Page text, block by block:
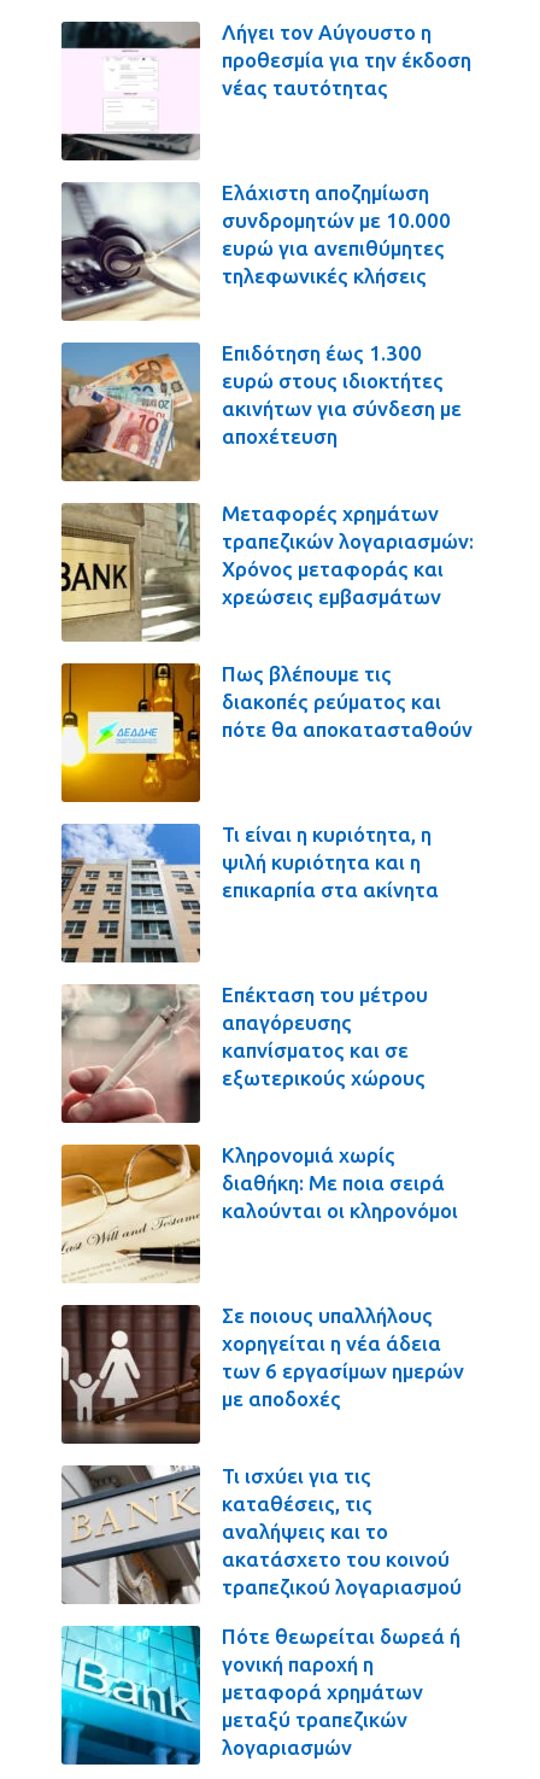
Λήγει τον Αύγουστο η
προθεσμία για την έκδοση
νέας ταυτότητας
Ελάχιστη αποζημίωση
συνδρομητών με 10.000
ευρώ για ανεπιθύμητες
τηλεφωνικές κλήσεις
Επιδότηση έως 1.300
ευρώ στους ιδιοκτήτες
ακινήτων για σύνδεση με
αποχέτευση
Μεταφορές χρημάτων
τραπεζικών λογαριασμών:
Χρόνος μεταφοράς και
χρεώσεις εμβασμάτων
Πως βλέπουμε τις
διακοπές ρεύματος και
πότε θα αποκατασταθούν
Τι είναι η κυριότητα, η
ψιλή κυριότητα και η
επικαρπία στα ακίνητα
Επέκταση του μέτρου
απαγόρευσης
καπνίσματος και σε
εξωτερικούς χώρους
Κληρονομιά χωρίς
διαθήκη: Με ποια σειρά
καλούνται οι κληρονόμοι
Σε ποιους υπαλλήλους
χορηγείται η νέα άδεια
των 6 εργασίμων ημερών
με αποδοχές
Τι ισχύει για τις
καταθέσεις, τις
αναλήψεις και το
ακατάσχετο του κοινού
τραπεζικού λογαριασμού
Πότε θεωρείται δωρεά ή
γονική παροχή η
μεταφορά χρημάτων
μεταξύ τραπεζικών
λογαριασμών